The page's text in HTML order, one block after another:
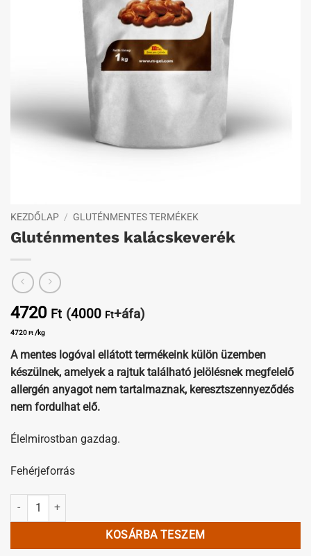
KEZDŐLAP / GLUTÉNMENTES TERMÉKEK
Gluténmentes kalácskeverék
4720 Ft (4000 Ft+áfa)
4720 Ft /kg
A mentes logóval ellátott termékeink külön üzemben
készülnek, amelyek a rajtuk található jelölésnek megfelelő
allergén anyagot nem tartalmaznak, keresztszennyeződés
nem fordulhat elő.
Élelmirostban gazdag.
Fehérjeforrás
Gluténmentes kalácskeverék mennyiség
KOSÁRBA TESZEM